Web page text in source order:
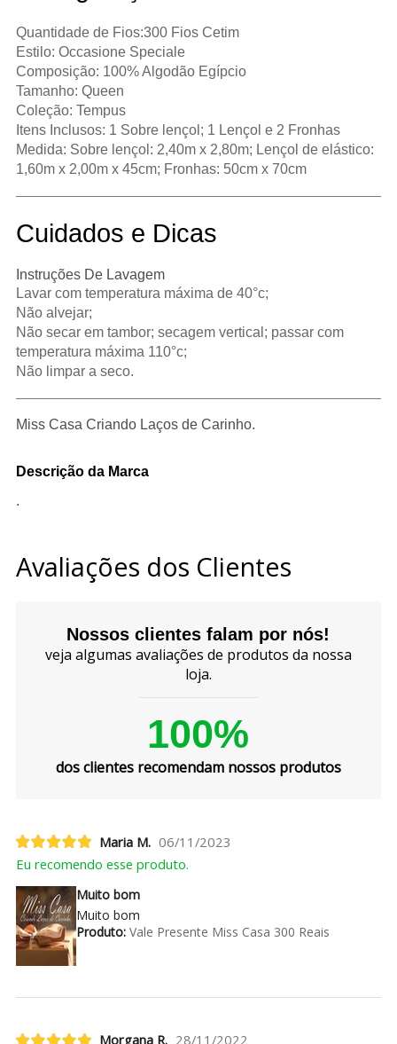
Quantidade de Fios:300 Fios Cetim
Estilo: Occasione Speciale
Composição: 100% Algodão Egípcio
Tamanho: Queen
Coleção: Tempus
Itens Inclusos: 1 Sobre lençol; 1 Lençol e 2 Fronhas
Medida: Sobre lençol: 2,40m x 2,80m; Lençol de elástico:
1,60m x 2,00m x 45cm; Fronhas: 50cm x 70cm
Cuidados e Dicas
Instruções De Lavagem
Lavar com temperatura máxima de 40°c;
Não alvejar;
Não secar em tambor; secagem vertical; passar com
temperatura máxima 110°c;
Não limpar a seco.
Miss Casa Criando Laços de Carinho.
Descrição da Marca
.
Avaliações dos Clientes
Nossos clientes falam por nós!
veja algumas avaliações de produtos da nossa
loja.
100%
dos clientes recomendam nossos produtos
Maria M. 06/11/2023
Eu recomendo esse produto.
Muito bom
Muito bom
Produto:Vale Presente Miss Casa 300 Reais
Morgana R. 28/11/2022